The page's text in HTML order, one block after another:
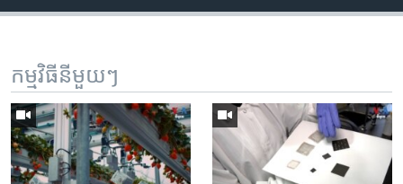
កម្មវិធី​នីមួយៗ